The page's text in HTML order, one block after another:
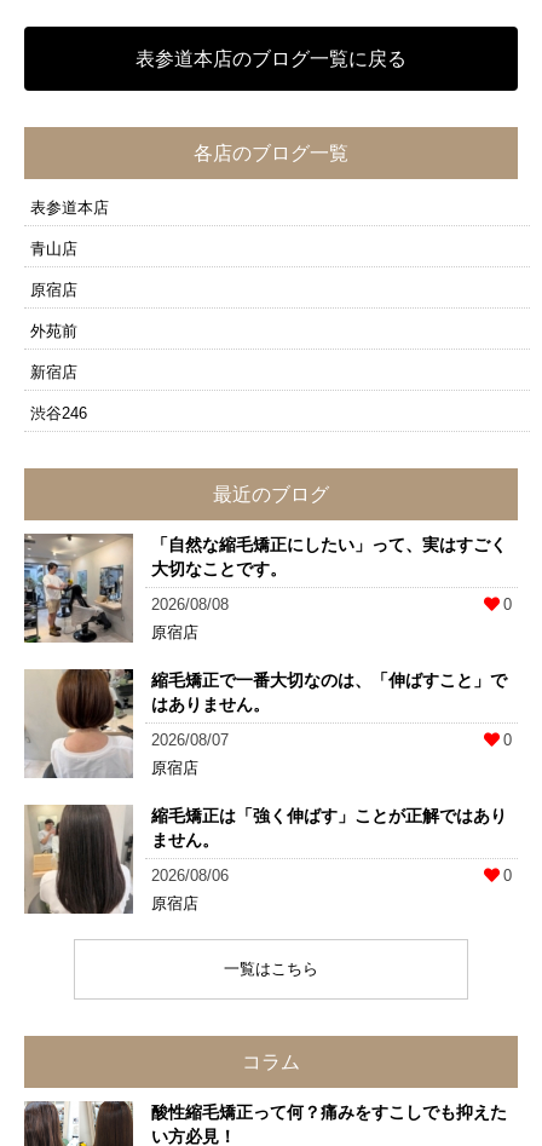
表参道本店のブログ一覧に戻る
各店のブログ一覧
表参道本店
青山店
原宿店
外苑前
新宿店
渋谷246
最近のブログ
「自然な縮毛矯正にしたい」って、実はすごく
大切なことです。
2026/08/08
0
原宿店
縮毛矯正で一番大切なのは、「伸ばすこと」で
はありません。
2026/08/07
0
原宿店
縮毛矯正は「強く伸ばす」ことが正解ではあり
ません。
2026/08/06
0
原宿店
一覧はこちら
コラム
酸性縮毛矯正って何？痛みをすこしでも抑えた
い方必見！